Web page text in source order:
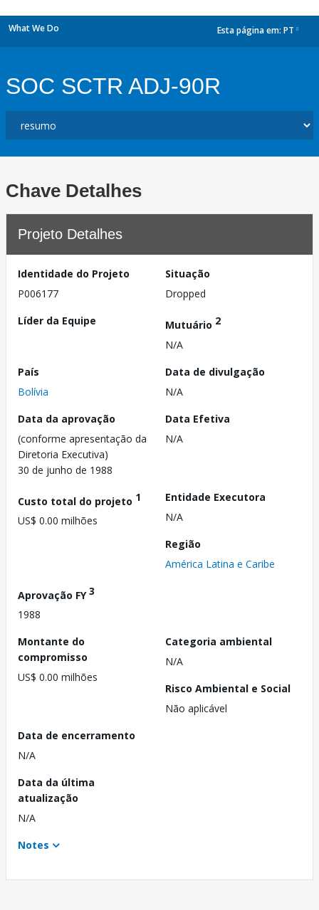
What We Do Esta página em: PT
SOC SCTR ADJ-90R
Chave Detalhes
Projeto Detalhes
Identidade do Projeto
P006177
Situação
Dropped
Líder da Equipe
Mutuário 2
N/A
País
Bolívia
Data de divulgação
N/A
Data da aprovação
(conforme apresentação da
Diretoria Executiva)
30 de junho de 1988
Data Efetiva
N/A
Custo total do projeto 1
US$ 0.00 milhões
Entidade Executora
N/A
Região
América Latina e Caribe
Aprovação FY3
1988
Montante do
compromisso
US$ 0.00 milhões
Categoria ambiental
N/A
Risco Ambiental e Social
Não aplicável
Data de encerramento
N/A
Data da última
atualização
N/A
Notes